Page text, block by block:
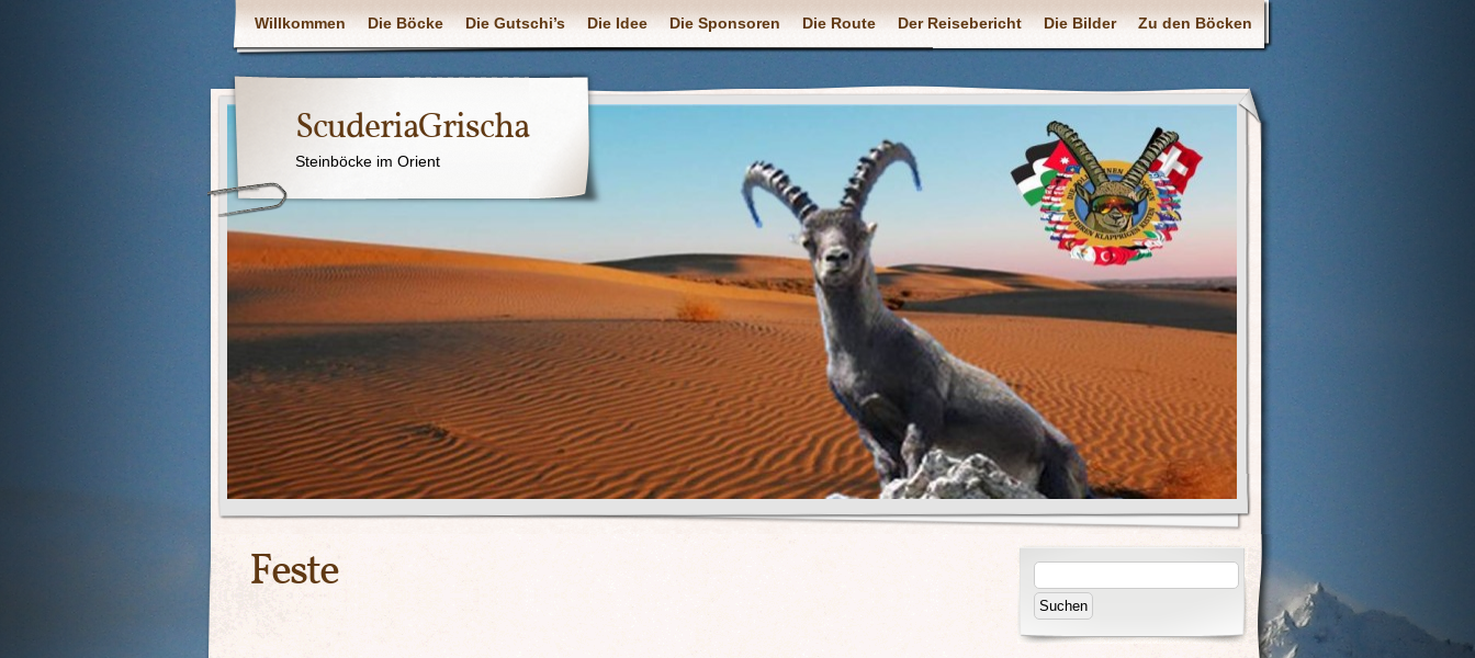
Willkommen Die Böcke Die Gutschi’s Die Idee Die Sponsoren Die Route Der Reisebericht Die Bilder Zu den Böcken
ScuderiaGrischa
Steinböcke im Orient
Feste